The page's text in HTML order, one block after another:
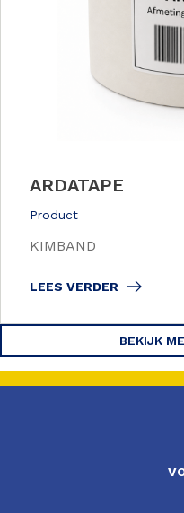
ARDATAPE
Product
KIMBAND
LEES VERDER
BEKIJK